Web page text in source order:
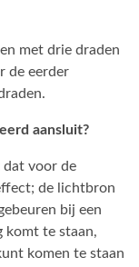
met drie draden
de eerder
aansluit?
dat voor de
de lichtbron
bij een
komt te staan,
komen te staan